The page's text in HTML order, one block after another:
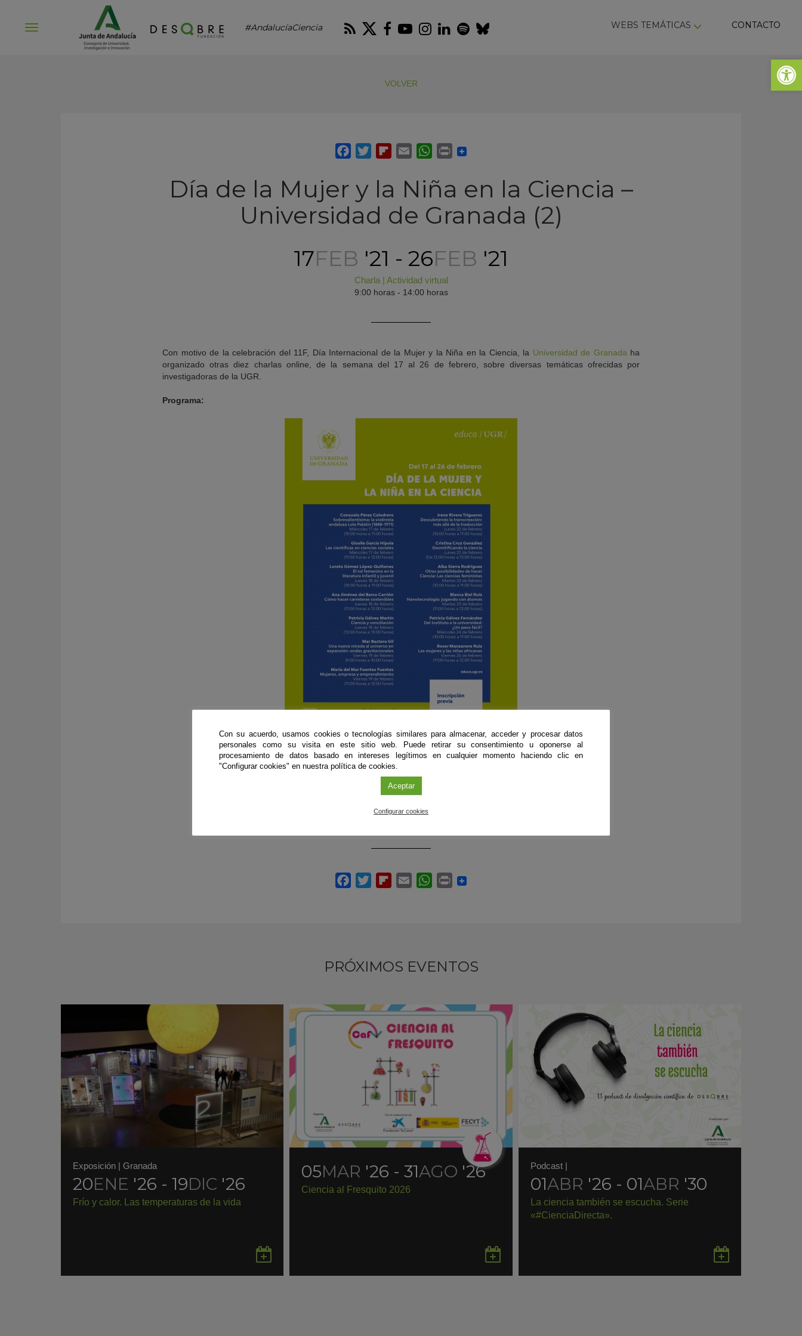
Abrir
#AndalucíaCiencia RSS Twitter
Facebook
Youtube
Instagram
LinkedIn
Spotify
Bluesky WEBS TEMÁTICAS CONTACTO
VOLVER
Día de la Mujer y la Niña en la Ciencia –
Universidad de Granada (2)
17FEB '21 - 26FEB '21
Charla| Actividad virtual
9:00 horas - 14:00 horas
Con motivo de la celebración del 11F, Día Internacional de la Mujer y la Niña en la Ciencia, la Universidad de Granada ha
organizado otras diez charlas online, de la semana del 17 al 26 de febrero, sobre diversas temáticas ofrecidas por
investigadoras de la UGR.
Programa:
Organiza
Unidad de Cultura Científica y de la Innovación de la Universidad de Granada
PRÓXIMOS EVENTOS
Exposición | Granada
20ENE '26 - 19DIC '26
Frío y calor. Las temperaturas de la vida
en
05MAR '26 - 31AGO '26
Ciencia al Fresquito 2026
en
Podcast|
01ABR '26 - 01ABR '30
La ciencia también se escucha. Serie
«#CienciaDirecta».
en
Con su acuerdo, usamos cookies o tecnologías similares para almacenar, acceder y procesar datos
personales como su visita en este sitio web. Puede retirar su consentimiento u oponerse al
procesamiento de datos basado en intereses legítimos en cualquier momento haciendo clic en
"Configurar cookies" en nuestra política de cookies.
Aceptar
Configurar cookies